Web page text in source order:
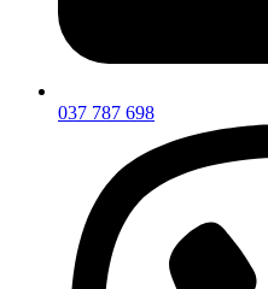
037 787 698